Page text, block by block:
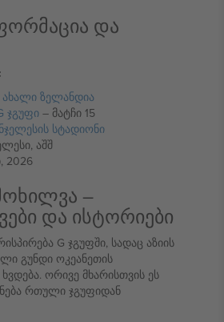
და
ახალი ზელანდია
ჯგუფი – მატჩი 15
სტადიონი
აშშ
2026
–
და ისტორიები
G ჯგუფში, სადაც აზიის
გუნდი ოკეანეთის
ორივე მხარისთვის ეს
რთული ჯგუფიდან